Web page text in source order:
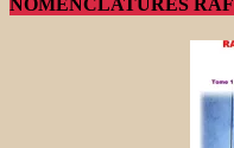
NOMENCLATURES RAF